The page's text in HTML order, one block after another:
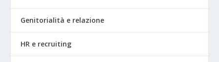
Genitorialità e relazione
HR e recruiting